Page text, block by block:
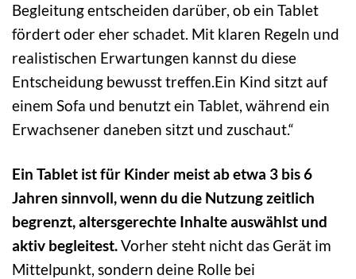
Begleitung entscheiden darüber, ob ein Tablet
fördert oder eher schadet. Mit klaren Regeln und
realistischen Erwartungen kannst du diese
Entscheidung bewusst treffen.Ein Kind sitzt auf
einem Sofa und benutzt ein Tablet, während ein
Erwachsener daneben sitzt und zuschaut.“
Ein Tablet ist für Kinder meist ab etwa 3 bis 6
Jahren sinnvoll, wenn du die Nutzung zeitlich
begrenzt, altersgerechte Inhalte auswählst und
aktiv begleitest.Vorher steht nicht das Gerät im
Mittelpunkt, sondern deine Rolle bei